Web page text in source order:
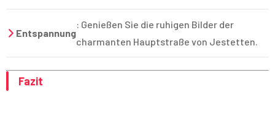
Entspannung
: Genießen Sie die ruhigen Bilder der
charmanten Hauptstraße von Jestetten.
Fazit